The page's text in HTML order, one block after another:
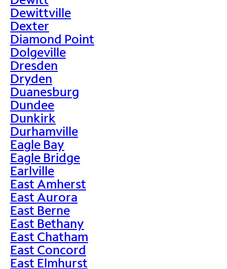
Dewittville
Dexter
Diamond Point
Dolgeville
Dresden
Dryden
Duanesburg
Dundee
Dunkirk
Durhamville
Eagle Bay
Eagle Bridge
Earlville
East Amherst
East Aurora
East Berne
East Bethany
East Chatham
East Concord
East Elmhurst